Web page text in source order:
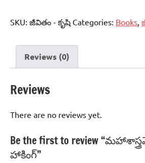
SKU: జీవితం - కృషి Categories: Books,
Reviews (0)
Reviews
There are no reviews yet.
Be the first to review
హాకింగ్‌”